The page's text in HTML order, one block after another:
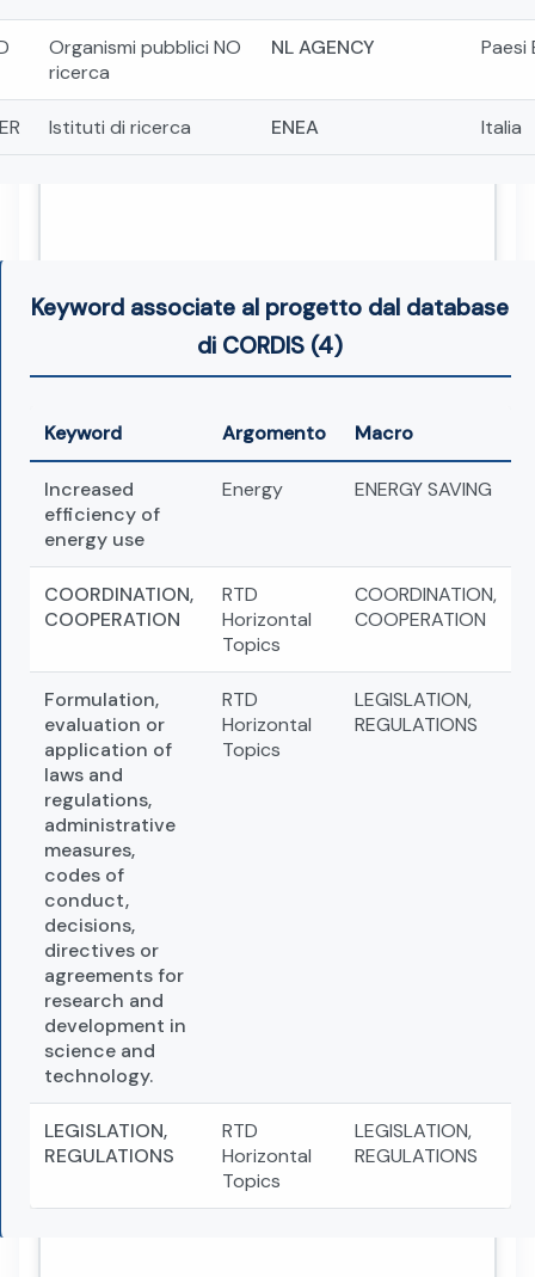
Organismi pubblici NO
ricerca
NL AGENCY Paesi
Istituti di ricerca ENEA Italia
Keyword associate al progetto dal database
di CORDIS (4)
Keyword Argomento Macro
Increased
efficiency of
energy use
Energy ENERGY SAVING
COORDINATION,
COOPERATION
RTD
Horizontal
Topics
COORDINATION,
COOPERATION
Formulation,
evaluation or
application of
laws and
regulations,
administrative
measures,
codes of
conduct,
decisions,
directives or
agreements for
research and
development in
science and
technology.
RTD
Horizontal
Topics
LEGISLATION,
REGULATIONS
LEGISLATION,
REGULATIONS
RTD
Horizontal
Topics
LEGISLATION,
REGULATIONS